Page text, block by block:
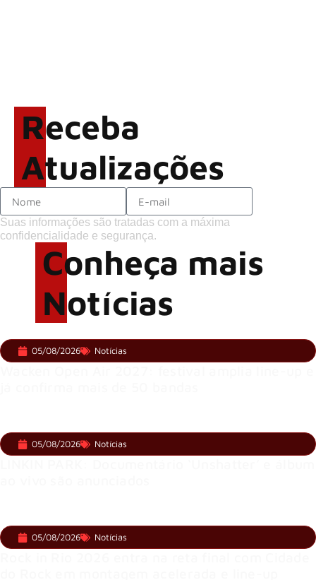
Receba
Atualizações
Suas informações são tratadas com a máxima
confidencialidade e segurança.
Conheça mais
Notícias
05/08/2026 Notícias
05/08/2026 Notícias
05/08/2026 Notícias